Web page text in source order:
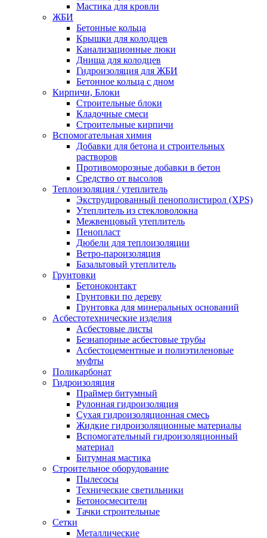
Мастика для кровли
ЖБИ
Бетонные кольца
Крышки для колодцев
Канализационные люки
Днища для колодцев
Гидроизоляция для ЖБИ
Бетонное кольца с дном
Кирпичи, Блоки
Строительные блоки
Кладочные смеси
Строительные кирпичи
Вспомогательная химия
Добавки для бетона и строительных
растворов
Противоморозные добавки в бетон
Средство от высолов
Теплоизоляция / утеплитель
Экструдированный пенополистирол (XPS)
Утеплитель из стекловолокна
Межвенцовый утеплитель
Пенопласт
Дюбели для теплоизоляции
Ветро-пароизоляция
Базальтовый утеплитель
Грунтовки
Бетоноконтакт
Грунтовки по дереву
Грунтовка для минеральных оснований
Асбестотехнические изделия
Асбестовые листы
Безнапорные асбестовые трубы
Асбестоцементные и полиэтиленовые
муфты
Поликарбонат
Гидроизоляция
Праймер битумный
Рулонная гидроизоляция
Сухая гидроизоляционная смесь
Жидкие гидроизоляционные материалы
Вспомогательный гидроизоляционный
материал
Битумная мастика
Строительное оборудование
Пылесосы
Технические светильники
Бетоносмесители
Тачки строительные
Сетки
Металлические